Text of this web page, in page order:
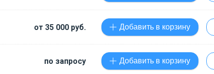
от 35 000 руб. Добавить в корзину
по запросу Добавить в корзину